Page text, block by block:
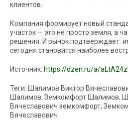
клиентов.
Компания формирует новый
участок — это не просто земля, а
решения. И рынок подтверждает:
сегодня становится наиболее
Источник: https://dzen.ru/a/
Теги: Шалимов Виктор
Шалимов, Земкомфорт Шалимов,
Вячеславович земкомфорт,
Вячеславович